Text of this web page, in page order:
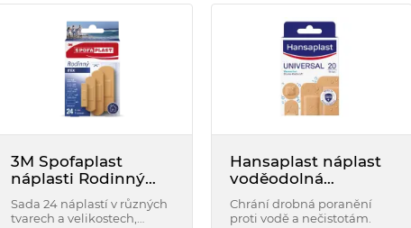
3M Spofaplast
náplasti Rodinný
mix 24ks
Sada 24 náplastí v různých
tvarech a velikostech,
Hansaplast náplast
voděodolná
universal 20 ks
Chrání drobná poranění
proti vodě a nečistotám.